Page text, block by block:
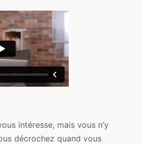
intéresse, mais vous n’y
décrochez quand vous